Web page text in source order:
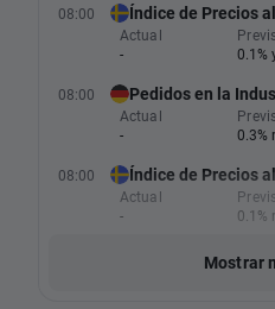
08:00 Índice de Precios
Actual
-
0.1%
08:00 Pedidos en la
Actual
-
0.3%
08:00 Índice de Precios
Actual
-
0.1%
Mostrar